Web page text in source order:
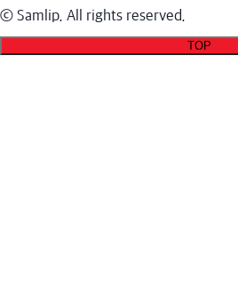
ⓒ Samlip. All rights reserved.
TOP